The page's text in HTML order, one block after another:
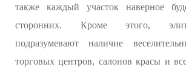
также каждый участок наверное
сторонних. Кроме этого,
подразумевают наличие
торговых центров, салонов красы и